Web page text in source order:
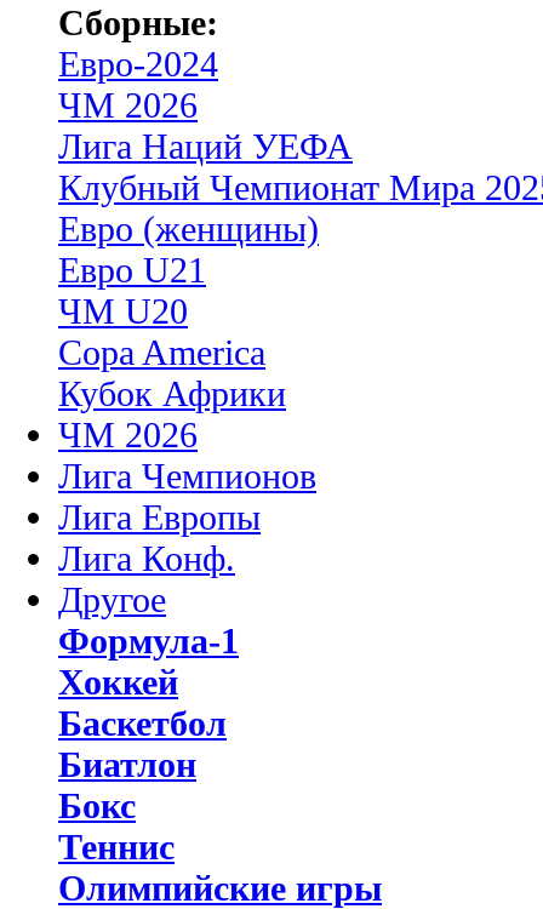
Сборные:
Евро-2024
ЧМ 2026
Лига Наций УЕФА
Клубный Чемпионат Мира
Евро (женщины)
Евро U21
ЧМ U20
Copa America
Кубок Африки
ЧМ 2026
Лига Чемпионов
Лига Европы
Лига Конф.
Другое
Формула-1
Хоккей
Баскетбол
Биатлон
Бокс
Теннис
Олимпийские игры